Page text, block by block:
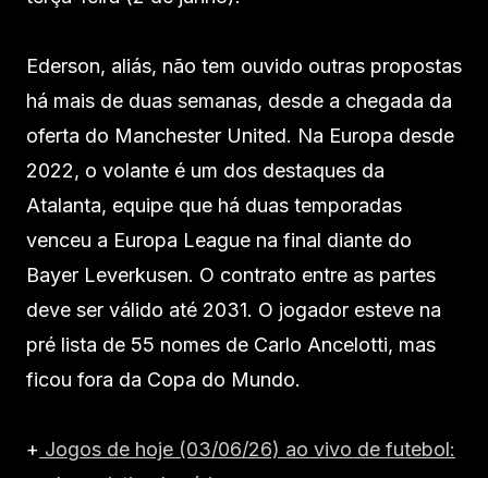
Ederson, aliás, não tem ouvido outras propostas
há mais de duas semanas, desde a chegada da
oferta do Manchester United. Na Europa desde
2022, o volante é um dos destaques da
Atalanta, equipe que há duas temporadas
venceu a Europa League na final diante do
Bayer Leverkusen. O contrato entre as partes
deve ser válido até 2031. O jogador esteve na
pré lista de 55 nomes de Carlo Ancelotti, mas
ficou fora da Copa do Mundo.
+ Jogos de hoje (03/06/26) ao vivo de futebol: